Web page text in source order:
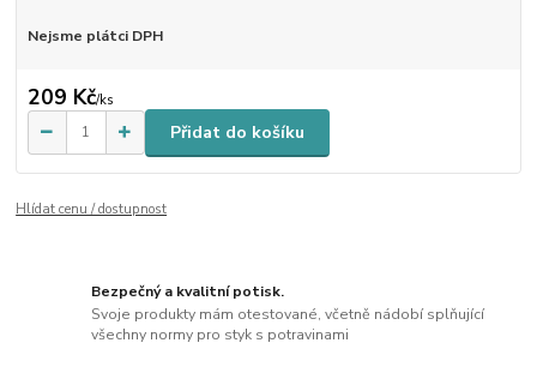
Nejsme plátci DPH
209 Kč/ks
Přidat do košíku
Hlídat cenu / dostupnost
Bezpečný a kvalitní potisk.
Svoje produkty mám otestované, včetně nádobí splňující
všechny normy pro styk s potravinami